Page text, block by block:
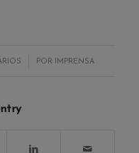
POR IMPRENSA